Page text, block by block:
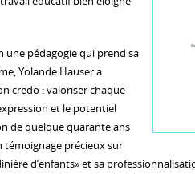
pédagogie qui prend sa
Yolande Hauser a
credo : valoriser chaque
et le potentiel
de quelque quarante ans
précieux sur
d’enfants» et sa